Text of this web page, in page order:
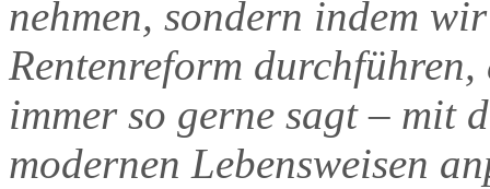
nehmen, sondern indem
Rentenreform
immer so gerne sagt – mit
modernen Lebensweisen